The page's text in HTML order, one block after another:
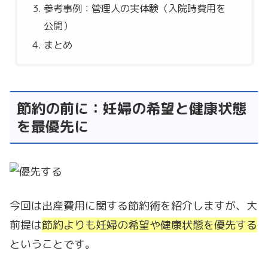
参考事例：管理人の実体験（入院時費用を
公開）
まとめ
節約の前に：妊婦の希望と健康状態
を最優先に
今回は出産費用に関する節約術を紹介しますが、大
前提は節約よりも妊婦の希望や健康状態を優先する
ということです。